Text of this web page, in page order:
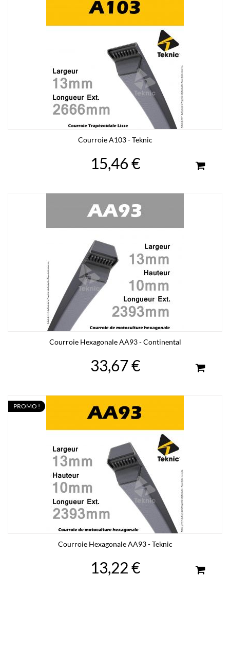
Courroie A103 - Teknic
15,46 €
Courroie Hexagonale AA93 - Continental
33,67 €
PROMO !
Courroie Hexagonale AA93 - Teknic
13,22 €